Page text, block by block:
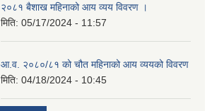
२०८१ बैशाख महिनाको आय व्यय विवरण ।
मिति: 05/17/2024 - 11:57
आ.व. २०८०/८१ को चौत महिनाको आय व्ययको विवरण
मिति: 04/18/2024 - 10:45